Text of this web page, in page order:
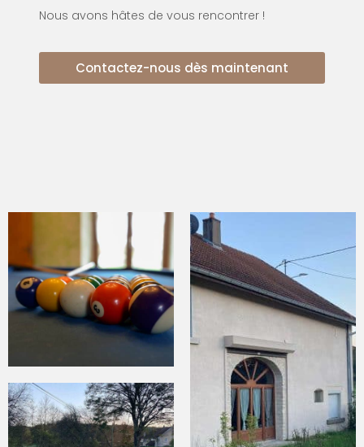
Nous avons hâtes de vous rencontrer !
Contactez-nous dès maintenant